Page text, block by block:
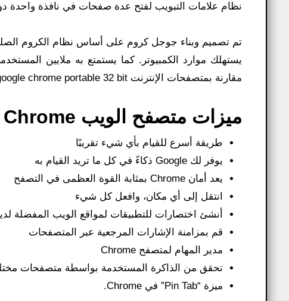
نظام علامات التبويب لفتح عدة صفحات في نافذة واحدة
تم تصميم وبناء جوجل كروم على أساس نظام الكروم
يستهلك موارد الكمبيوتر. كما يستمتع به ملايين
مقارنة بمتصفحات الإنترنت google chrome portable 32 bit.
ميزات متصفح الويب Google Chrome:
طريقة أسرع للقيام بأي شيء تقريبًا
يوفر لك Google ذكاءً في كل ما تريد القيام به
يعد أمان Chrome بمثابة القوة العظمى في التصفح
انتقل إلى أي مكان، وافعل كل شيء
أنشئ اختصارات للتطبيقات لمواقع الويب المفضلة
قم بمزامنة الإشارات المرجعية عبر المتصفحات
مدير المهام لمتصفح Chrome
تحقق من الذاكرة المستخدمة بواسطة متصفحات
ميزة “Pin Tab” في Chrome.